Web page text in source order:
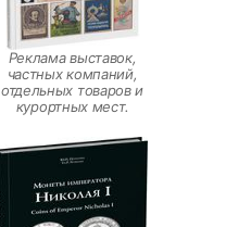
Реклама выставок,
частных компаний,
отдельных товаров и
курортных мест.